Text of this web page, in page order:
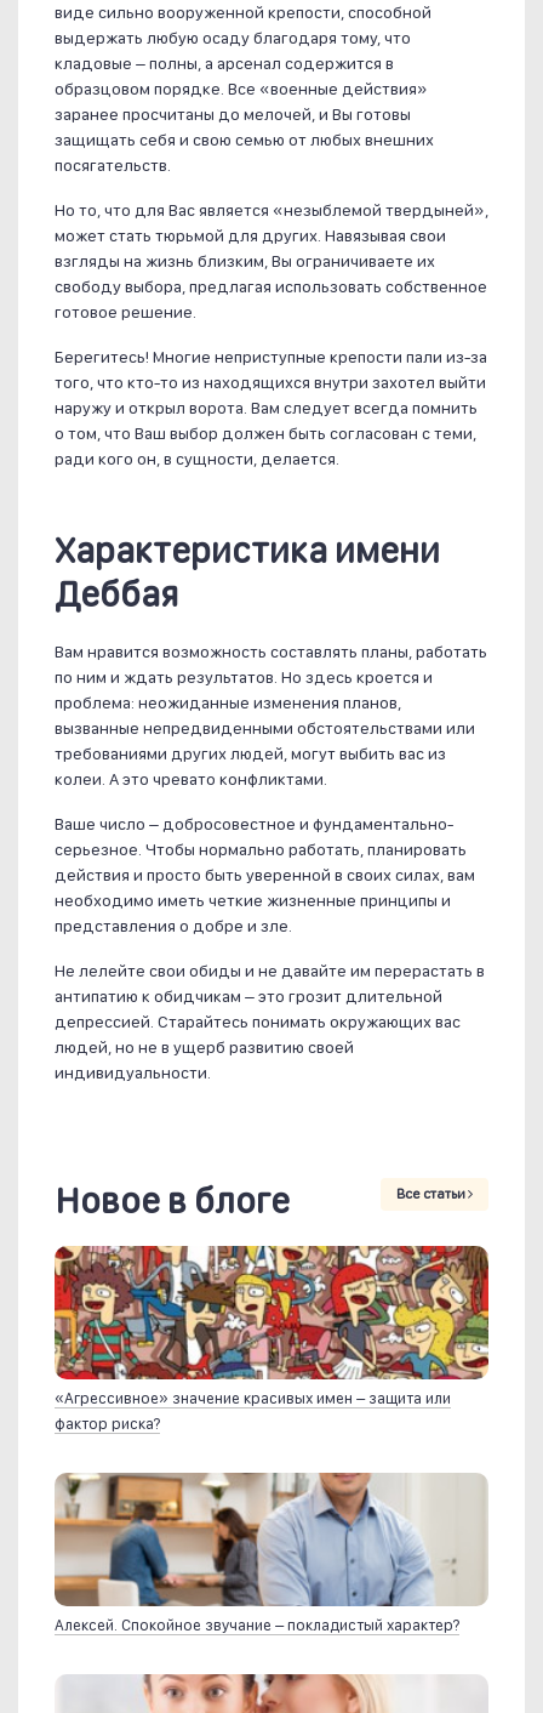
виде сильно вооруженной крепости, способной
выдержать любую осаду благодаря тому, что
кладовые – полны, а арсенал содержится в
образцовом порядке. Все «военные действия»
заранее просчитаны до мелочей, и Вы готовы
защищать себя и свою семью от любых внешних
посягательств.
Но то, что для Вас является «незыблемой твердыней»,
может стать тюрьмой для других. Навязывая свои
взгляды на жизнь близким, Вы ограничиваете их
свободу выбора, предлагая использовать собственное
готовое решение.
Берегитесь! Многие неприступные крепости пали из-за
того, что кто-то из находящихся внутри захотел выйти
наружу и открыл ворота. Вам следует всегда помнить
о том, что Ваш выбор должен быть согласован с теми,
ради кого он, в сущности, делается.
Характеристика имени
Деббая
Вам нравится возможность составлять планы, работать
по ним и ждать результатов. Но здесь кроется и
проблема: неожиданные изменения планов,
вызванные непредвиденными обстоятельствами или
требованиями других людей, могут выбить вас из
колеи. А это чревато конфликтами.
Ваше число – добросовестное и фундаментально-
серьезное. Чтобы нормально работать, планировать
действия и просто быть уверенной в своих силах, вам
необходимо иметь четкие жизненные принципы и
представления о добре и зле.
Не лелейте свои обиды и не давайте им перерастать в
антипатию к обидчикам – это грозит длительной
депрессией. Старайтесь понимать окружающих вас
людей, но не в ущерб развитию своей
индивидуальности.
Новое в блоге Все статьи
«Агрессивное» значение красивых имен – защита или
фактор риска?
Алексей. Спокойное звучание – покладистый характер?